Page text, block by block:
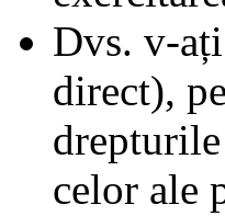
Dvs. v-
direct),
celor ale